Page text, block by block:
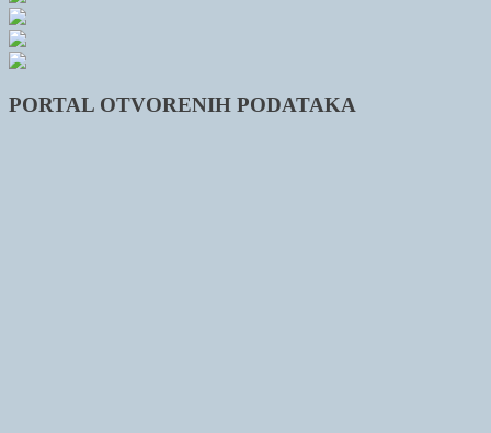
PORTAL OTVORENIH PODATAKA